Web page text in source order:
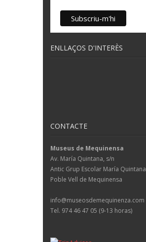
ENLLAÇOS D'INTERÈS
CONTACTE
Museus de Mequinensa
Av. María Quintana, s/n
Antic Grup Escolar María Quintana
Poble Vell de Mequinensa
info@museosdemequinenza.com
Tel. 974 46 47 05 (9-13 horas)